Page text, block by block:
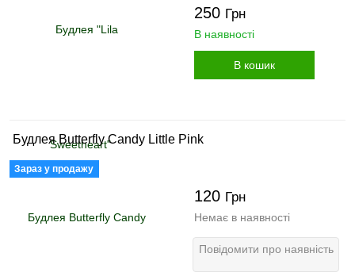
250 Грн
В наявності
В кошик
Будлея Butterfly Candy Little Pink
Зараз у продажу
120 Грн
Немає в наявності
Повідомити про наявність